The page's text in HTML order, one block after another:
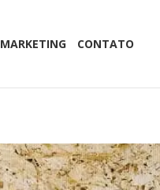
MARKETING CONTATO